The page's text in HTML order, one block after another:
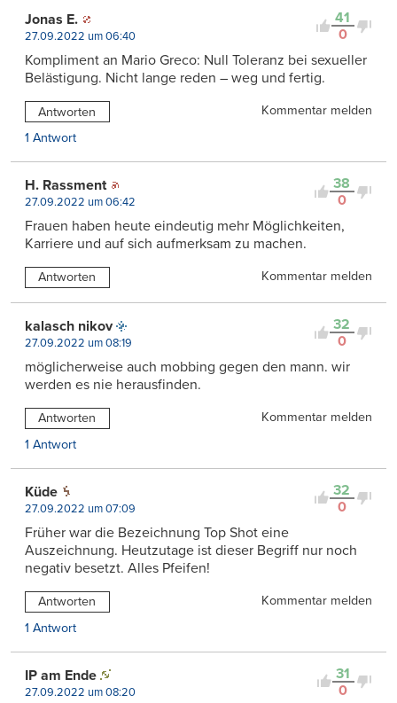
41
0
Jonas E.
27.09.2022 um 06:40
Kompliment an Mario Greco: Null Toleranz bei sexueller
Belästigung. Nicht lange reden – weg und fertig.
Antworten
Kommentar melden
1 Antwort
38
0
H. Rassment
27.09.2022 um 06:42
Frauen haben heute eindeutig mehr Möglichkeiten,
Karriere und auf sich aufmerksam zu machen.
Antworten Kommentar melden
32
0
kalasch nikov
27.09.2022 um 08:19
möglicherweise auch mobbing gegen den mann. wir
werden es nie herausfinden.
Antworten
Kommentar melden
1 Antwort
32
0
Küde
27.09.2022 um 07:09
Früher war die Bezeichnung Top Shot eine
Auszeichnung. Heutzutage ist dieser Begriff nur noch
negativ besetzt. Alles Pfeifen!
Antworten
Kommentar melden
1 Antwort
31
0
IP am Ende
27.09.2022 um 08:20